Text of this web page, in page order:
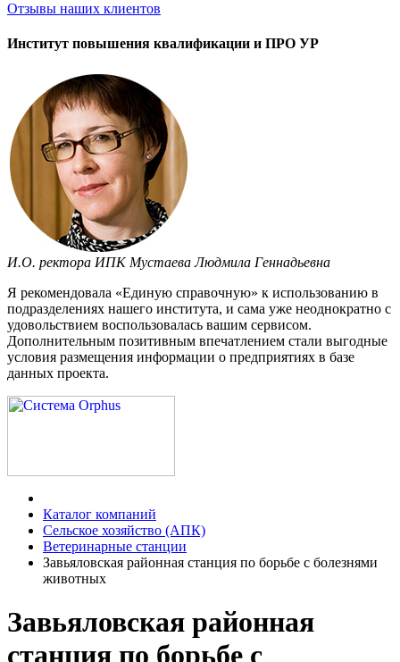
Отзывы наших клиентов
Институт повышения квалификации и ПРО УР
И.О. ректора ИПК Мустаева Людмила Геннадьевна
Я рекомендовала «Единую справочную» к использованию в
подразделениях нашего института, и сама уже неоднократно с
удовольствием воспользовалась вашим сервисом.
Дополнительным позитивным впечатлением стали выгодные
условия размещения информации о предприятиях в базе
данных проекта.
Каталог компаний
Сельское хозяйство (АПК)
Ветеринарные станции
Завьяловская районная станция по борьбе с болезнями
животных
Завьяловская районная
станция по борьбе с